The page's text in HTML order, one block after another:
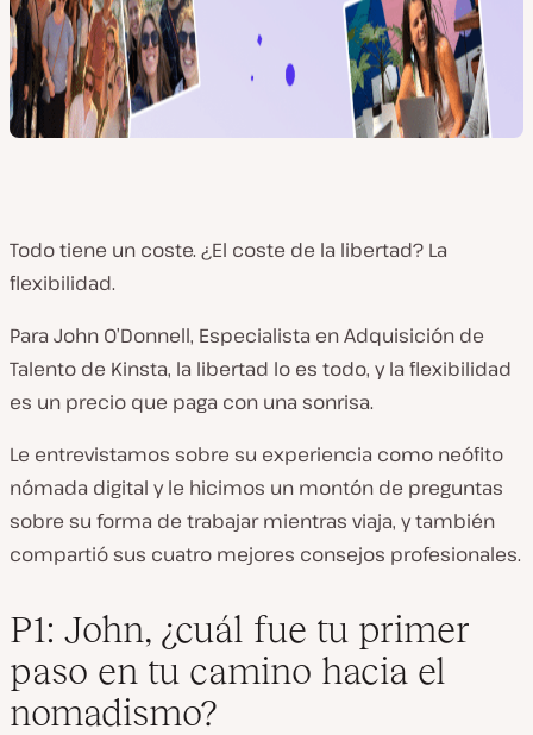
Todo tiene un coste. ¿El coste de la libertad? La
flexibilidad.
Para John O’Donnell, Especialista en Adquisición de
Talento de Kinsta, la libertad lo es todo, y la flexibilidad
es un precio que paga con una sonrisa.
Le entrevistamos sobre su experiencia como neófito
nómada digital y le hicimos un montón de preguntas
sobre su forma de trabajar mientras viaja, y también
compartió sus cuatro mejores consejos profesionales.
P1: John, ¿cuál fue tu primer
paso en tu camino hacia el
nomadismo?